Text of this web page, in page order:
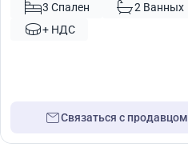
3 Спален
2 Ванных
+ НДС
Связаться с продавцом